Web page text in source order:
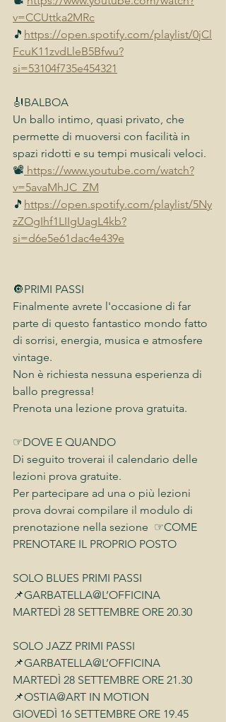
v=CCUttka2MRc
🎵 https://open.spotify.com/playlist/0jCl
FcuK11zvdLleB5Bfwu?
si=53104f735e454321
🎻BALBOA
Un ballo intimo, quasi privato, che
permette di muoversi con facilità in
spazi ridotti e su tempi musicali veloci.
📽 https://www.youtube.com/watch?
v=5avaMhJC_ZM
🎵 https://open.spotify.com/playlist/5Ny
zZOgIhf1LIIgUagL4kb?
si=d6e5e61dac4e439e
🔘PRIMI PASSI
Finalmente avrete l'occasione di far
parte di questo fantastico mondo fatto
di sorrisi, energia, musica e atmosfere
vintage.
Non è richiesta nessuna esperienza di
ballo pregressa!
Prenota una lezione prova gratuita.
☞DOVE E QUANDO
Di seguito troverai il calendario delle
lezioni prova gratuite.
Per partecipare ad una o più lezioni
prova dovrai compilare il modulo di
prenotazione nella sezione  ☞COME
PRENOTARE IL PROPRIO POSTO
SOLO BLUES PRIMI PASSI
📌GARBATELLA@L’OFFICINA
MARTEDÌ 28 SETTEMBRE ORE 20.30
SOLO JAZZ PRIMI PASSI
📌GARBATELLA@L’OFFICINA
MARTEDÌ 28 SETTEMBRE ORE 21.30
📌OSTIA@ART IN MOTION
GIOVEDÌ 16 SETTEMBRE ORE 19.45